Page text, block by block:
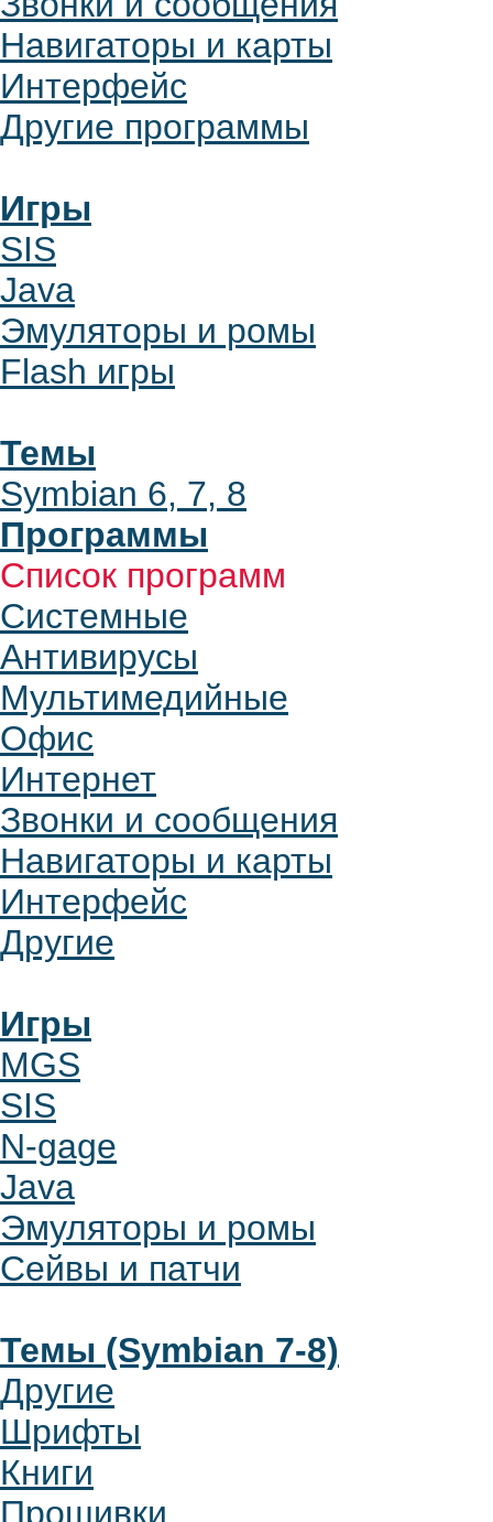
Навигаторы и карты
Интерфейс
Другие программы
Игры
SIS
Java
Эмуляторы и ромы
Flash игры
Темы
Symbian 6, 7, 8
Программы
Список программ
Системные
Антивирусы
Мультимедийные
Офис
Интернет
Звонки и сообщения
Навигаторы и карты
Интерфейс
Другие
Игры
MGS
SIS
N-gage
Java
Эмуляторы и ромы
Сейвы и патчи
Темы (Symbian 7-8)
Другие
Шрифты
Книги
Прошивки